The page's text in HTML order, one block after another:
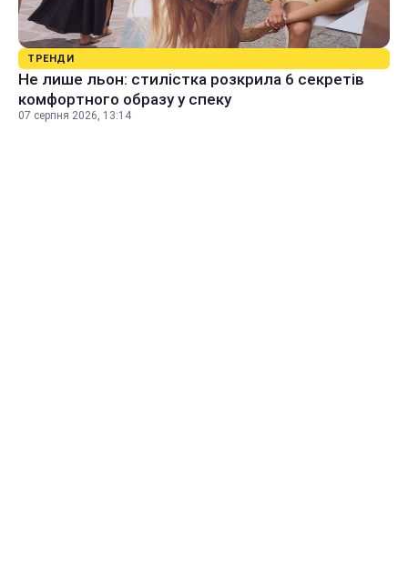
ТРЕНДИ
Не лише льон: стилістка розкрила 6 секретів
комфортного образу у спеку
07 серпня 2026, 13:14